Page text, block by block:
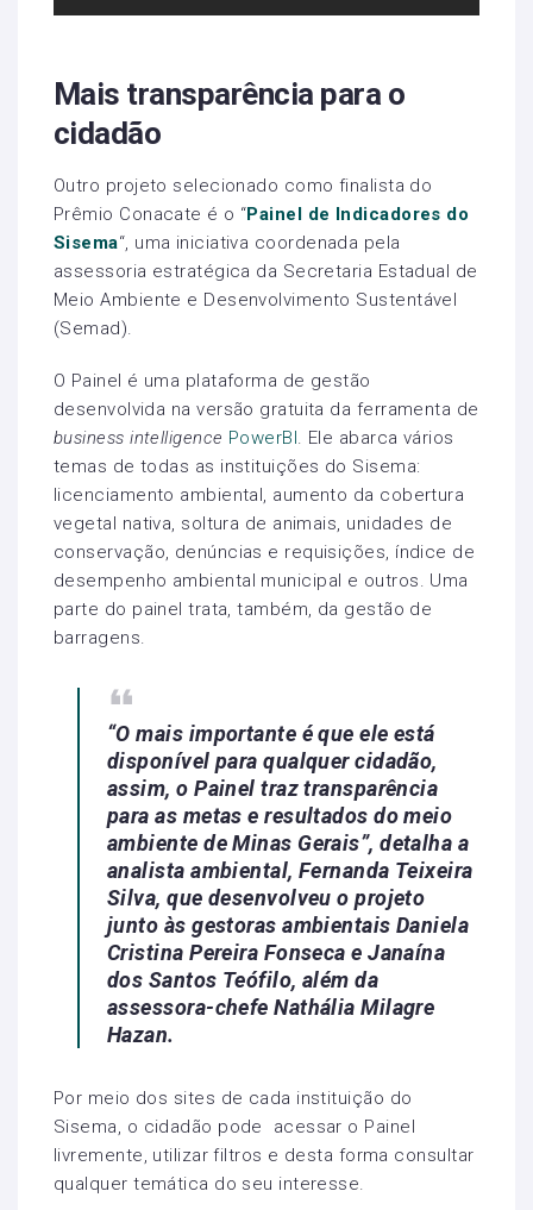
Mais transparência para o
cidadão
Outro projeto selecionado como finalista do
Prêmio Conacate é o “Painel de Indicadores do
Sisema“, uma iniciativa coordenada pela
assessoria estratégica da Secretaria Estadual de
Meio Ambiente e Desenvolvimento Sustentável
(Semad).
O Painel é uma plataforma de gestão
desenvolvida na versão gratuita da ferramenta de
business intelligence PowerBI. Ele abarca vários
temas de todas as instituições do Sisema:
licenciamento ambiental, aumento da cobertura
vegetal nativa, soltura de animais, unidades de
conservação, denúncias e requisições, índice de
desempenho ambiental municipal e outros. Uma
parte do painel trata, também, da gestão de
barragens.
“O mais importante é que ele está
disponível para qualquer cidadão,
assim, o Painel traz transparência
para as metas e resultados do meio
ambiente de Minas Gerais”, detalha a
analista ambiental, Fernanda Teixeira
Silva, que desenvolveu o projeto
junto às gestoras ambientais Daniela
Cristina Pereira Fonseca e Janaína
dos Santos Teófilo, além da
assessora-chefe Nathália Milagre
Hazan.
Por meio dos sites de cada instituição do
Sisema, o cidadão pode acessar o Painel
livremente, utilizar filtros e desta forma consultar
qualquer temática do seu interesse.